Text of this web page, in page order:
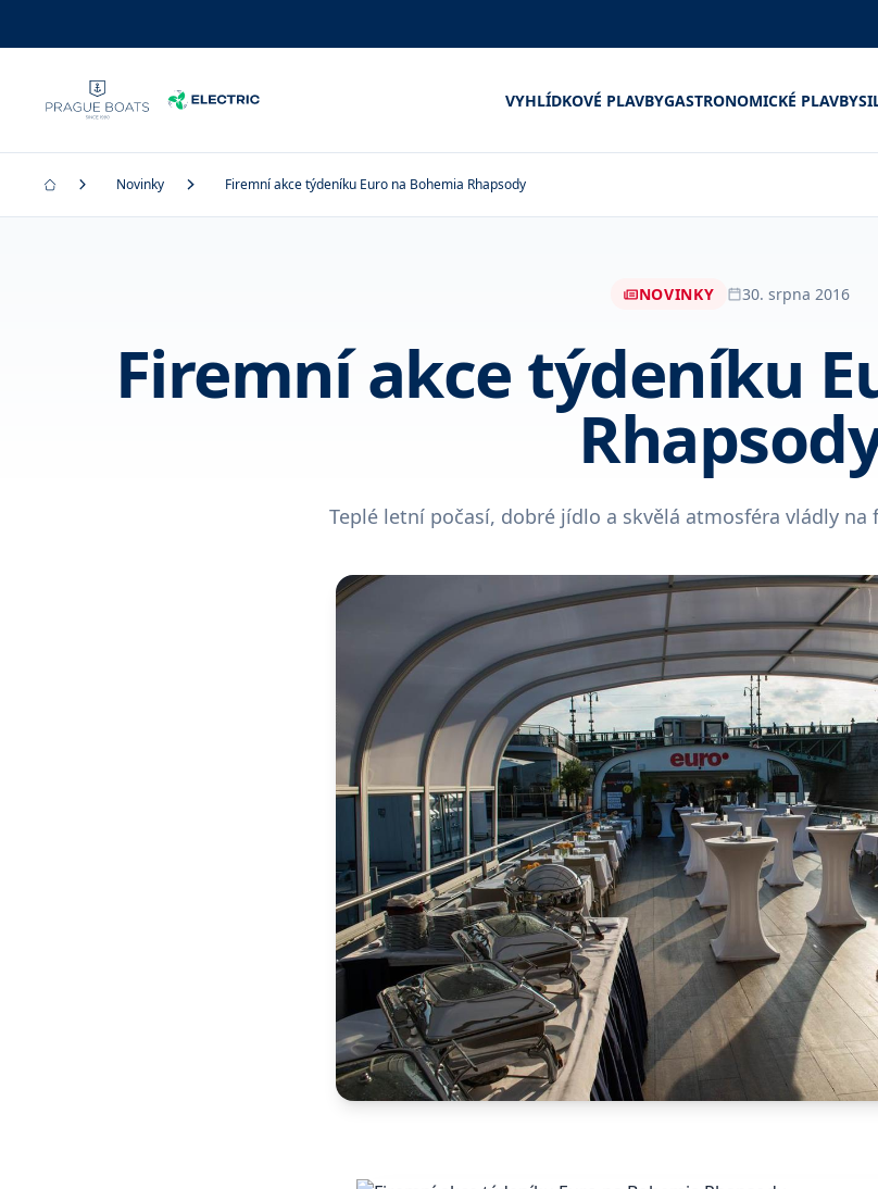
VYHLÍDKOVÉ PLAVBYGASTRONOMICKÉ PLAVBY
Novinky Firemní akce týdeníku Euro na Bohemia Rhapsody
NOVINKY 30. srpna 2016
Firemní akce týdeníku
Teplé letní počasí, dobré jídlo a skvělá atmosféra vládly